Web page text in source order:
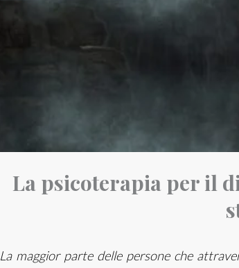
La psicoterapia per il
La maggior parte delle persone che